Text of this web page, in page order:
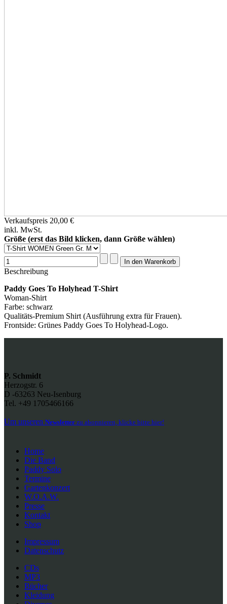
Verkaufspreis 20,00 €
inkl. MwSt.
Größe (erst das Bild klicken, dann Größe wählen)
Beschreibung
Paddy Goes To Holyhead T-Shirt
Woman-Shirt
Farbe: schwarz
Qualitäts-Premium Shirt (Ausführung extra für Frauen).
Frontside: Grünes Paddy Goes To Holyhead-Logo.
P. Schmidt
Herzogstr. 6
D -63263 Neu-Isenburg
Tel. +49 1705466166
Um unseren Newsletter zu abonnieren, klicke bitte hier!
Home
Die Band
Paddy Solo
Termine
Gartenkonzert
W.O.A.W.
Presse
Kontakt
Shop
Impressum
Datenschutz
CDs
MP3
Bücher
Kleidung